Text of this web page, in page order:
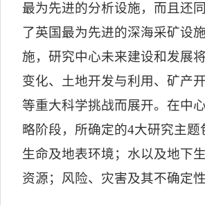
最为先进的分析设施，而且还
了英国最为先进的深海采矿设
施，研究中心未来建设和发展
变化、土地开发与利用、矿产
等重大科学挑战而展开。在中
略阶段，所确定的4大研究主题
生命及地表环境；水以及地下
资源；风险、灾害及其不确定性